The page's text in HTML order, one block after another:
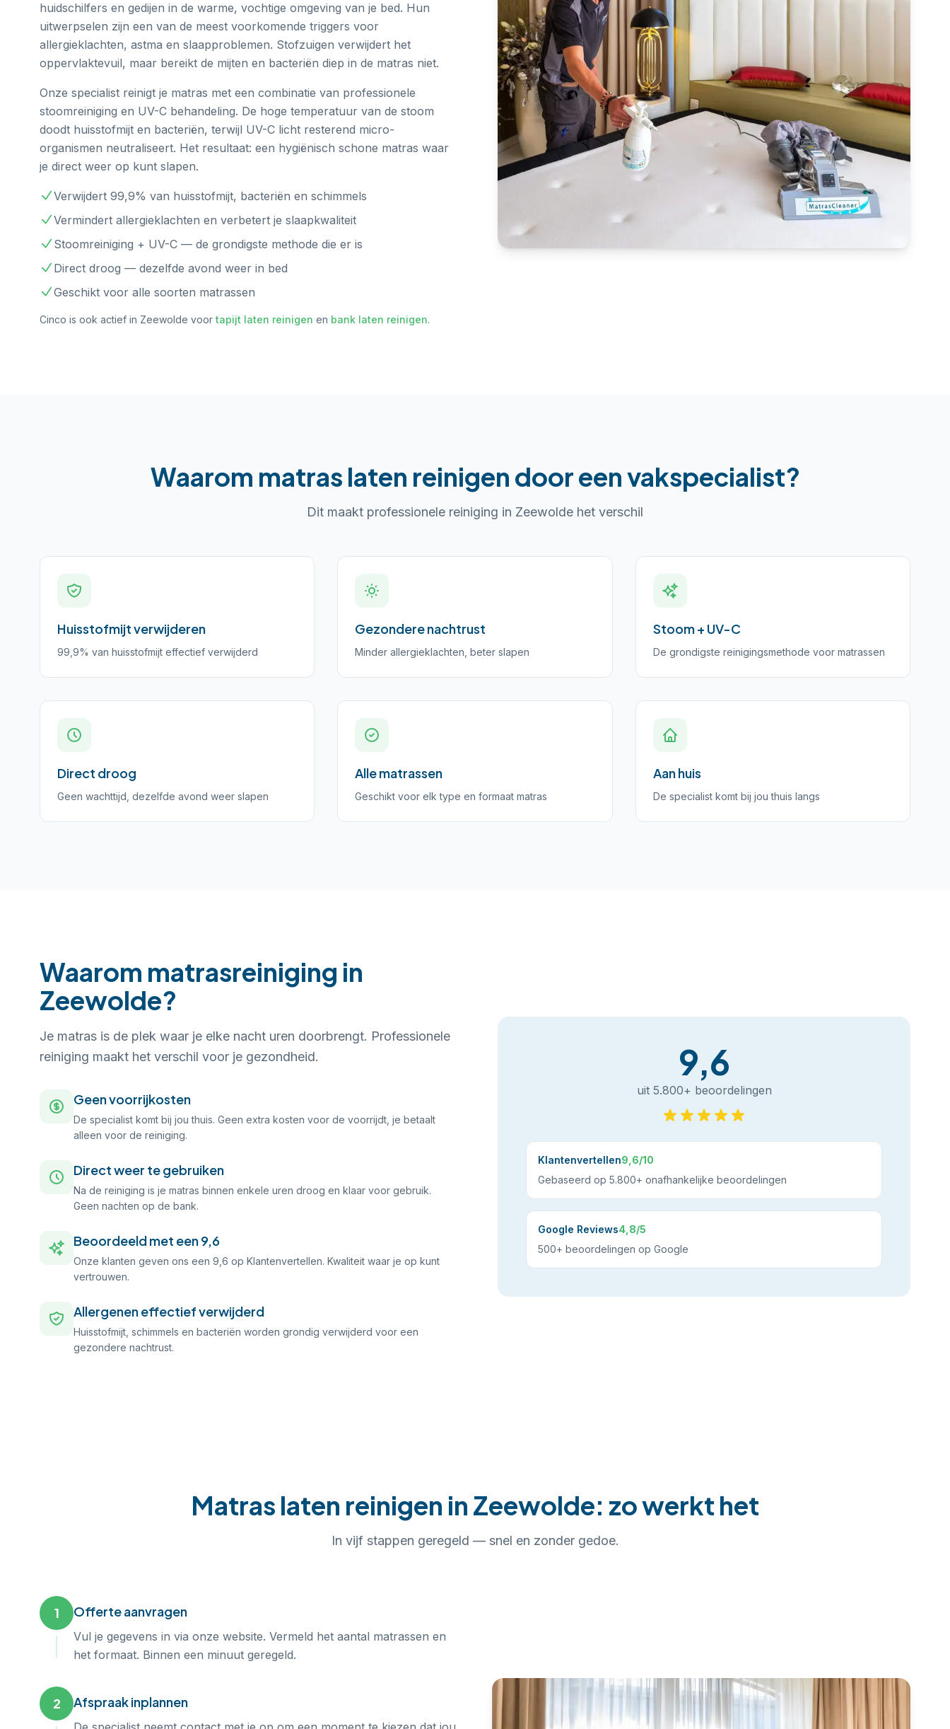
huidschilfers en gedijen in de warme, vochtige omgeving van je bed. Hun
uitwerpselen zijn een van de meest voorkomende triggers voor
allergieklachten, astma en slaapproblemen. Stofzuigen verwijdert het
oppervlaktevuil, maar bereikt de mijten en bacteriën diep in de matras niet.
Onze specialist reinigt je matras met een combinatie van professionele
stoomreiniging en UV-C behandeling. De hoge temperatuur van de stoom
doodt huisstofmijt en bacteriën, terwijl UV-C licht resterend micro-
organismen neutraliseert. Het resultaat: een hygiënisch schone matras waar
je direct weer op kunt slapen.
Verwijdert 99,9% van huisstofmijt, bacteriën en schimmels
Vermindert allergieklachten en verbetert je slaapkwaliteit
Stoomreiniging + UV-C — de grondigste methode die er is
Direct droog — dezelfde avond weer in bed
Geschikt voor alle soorten matrassen
Cinco is ook actief in Zeewolde voor tapijt laten reinigen en bank laten reinigen.
Waarom matras laten reinigen door een vakspecialist?
Dit maakt professionele reiniging in Zeewolde het verschil
Huisstofmijt verwijderen
99,9% van huisstofmijt effectief verwijderd
Gezondere nachtrust
Minder allergieklachten, beter slapen
Stoom + UV-C
De grondigste reinigingsmethode voor matrassen
Direct droog
Geen wachttijd, dezelfde avond weer slapen
Alle matrassen
Geschikt voor elk type en formaat matras
Aan huis
De specialist komt bij jou thuis langs
Waarom matrasreiniging in
Zeewolde?
Je matras is de plek waar je elke nacht uren doorbrengt. Professionele
reiniging maakt het verschil voor je gezondheid.
Geen voorrijkosten
De specialist komt bij jou thuis. Geen extra kosten voor de voorrijdt, je betaalt
alleen voor de reiniging.
Direct weer te gebruiken
Na de reiniging is je matras binnen enkele uren droog en klaar voor gebruik.
Geen nachten op de bank.
Beoordeeld met een 9,6
Onze klanten geven ons een 9,6 op Klantenvertellen. Kwaliteit waar je op kunt
vertrouwen.
Allergenen effectief verwijderd
Huisstofmijt, schimmels en bacteriën worden grondig verwijderd voor een
gezondere nachtrust.
9,6
uit 5.800+ beoordelingen
Klantenvertellen9,6/10
Gebaseerd op 5.800+ onafhankelijke beoordelingen
Google Reviews4,8/5
500+ beoordelingen op Google
Matras laten reinigen in Zeewolde: zo werkt het
In vijf stappen geregeld — snel en zonder gedoe.
1 Offerte aanvragen
Vul je gegevens in via onze website. Vermeld het aantal matrassen en
het formaat. Binnen een minuut geregeld.
2 Afspraak inplannen